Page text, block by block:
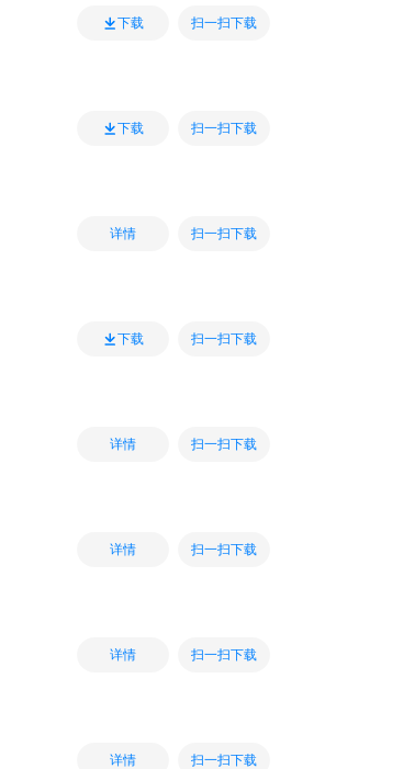
下载 扫一扫下载
下载 扫一扫下载
详情 扫一扫下载
下载 扫一扫下载
详情 扫一扫下载
详情 扫一扫下载
详情 扫一扫下载
详情 扫一扫下载